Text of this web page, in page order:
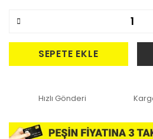
SEPETE EKLE
Hızlı Gönderi